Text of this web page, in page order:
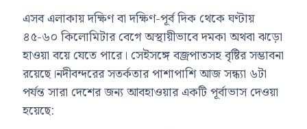
এসব এলাকায় দক্ষিণ বা দক্ষিণ-পূর্ব দিক থেকে ঘণ্টায়
৪৫-৬০ কিলোমিটার বেগে অস্থায়ীভাবে দমকা অথবা ঝড়ো
হাওয়া বয়ে যেতে পারে। সেইসঙ্গে বজ্রপাতসহ বৃষ্টির সম্ভাবনা
রয়েছে।নদীবন্দরের সতর্কতার পাশাপাশি আজ সন্ধ্যা ৬টা
পর্যন্ত সারা দেশের জন্য আবহাওয়ার একটি পূর্বাভাস দেওয়া
হয়েছে: